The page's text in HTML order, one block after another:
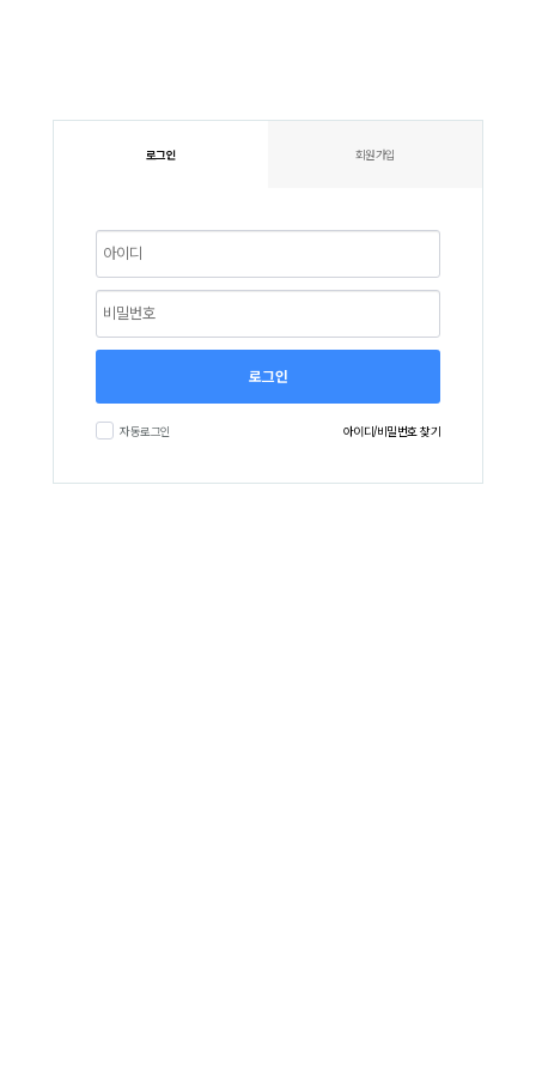
로그인 회원가입
로그인
자동로그인 아이디/비밀번호 찾기